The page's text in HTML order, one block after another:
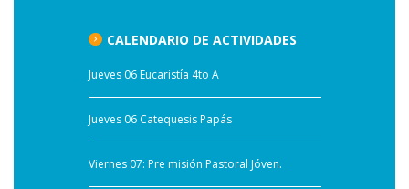
CALENDARIO DE ACTIVIDADES
Jueves 06 Eucaristía 4to A
Jueves 06 Catequesis Papás
Viernes 07: Pre misión Pastoral Jóven.